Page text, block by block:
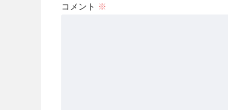
コメント ※